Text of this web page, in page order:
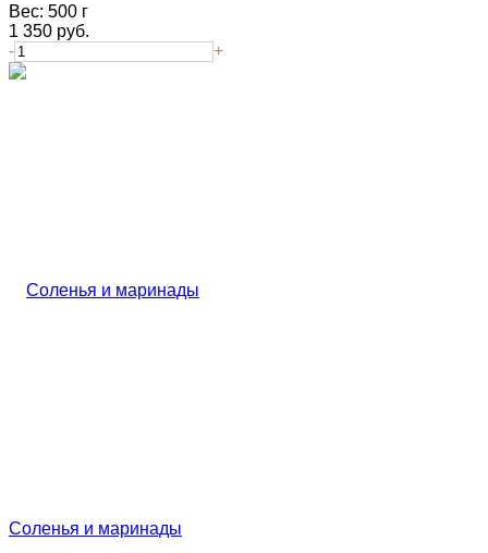
Вес: 500 г
1 350 руб.
-
+
Соленья и маринады